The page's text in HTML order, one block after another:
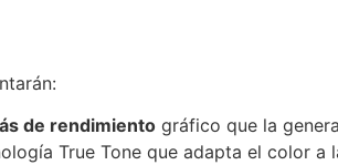
de rendimiento gráfico que la
True Tone que adapta el color